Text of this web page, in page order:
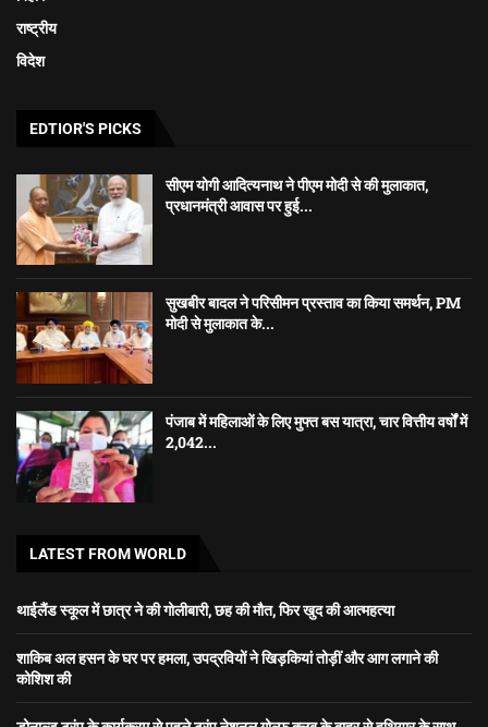
राष्ट्रीय
विदेश
EDTIOR'S PICKS
सीएम योगी आदित्यनाथ ने पीएम मोदी से की मुलाकात,
प्रधानमंत्री आवास पर हुई...
सुखबीर बादल ने परिसीमन प्रस्ताव का किया समर्थन, PM
मोदी से मुलाकात के...
पंजाब में महिलाओं के लिए मुफ्त बस यात्रा, चार वित्तीय वर्षों में
2,042...
LATEST FROM WORLD
थाईलैंड स्कूल में छात्र ने की गोलीबारी, छह की मौत, फिर खुद की आत्महत्या
शाकिब अल हसन के घर पर हमला, उपद्रवियों ने खिड़कियां तोड़ीं और आग लगाने की
कोशिश की